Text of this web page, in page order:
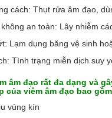
cách: Thụt rửa âm đạo,
an toàn: Lây nhiễm
Lạm dụng băng vệ sinh
Tình trạng miễn dịch suy
âm đạo rất đa dạng và
của viêm âm đạo bao
vùng kín